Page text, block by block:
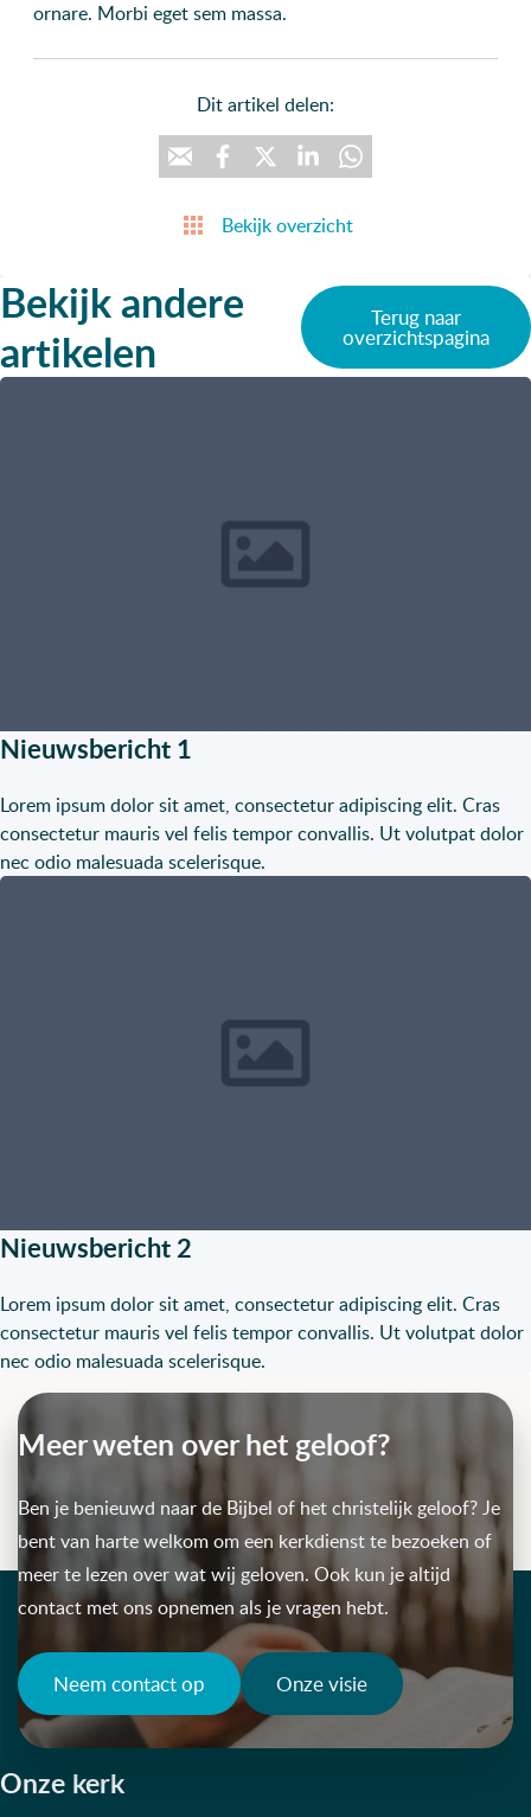
ornare. Morbi eget sem massa.
Dit artikel delen:
Bekijk overzicht
Bekijk andere
artikelen
Terug naar
overzichtspagina
Nieuwsbericht 1
Lorem ipsum dolor sit amet, consectetur adipiscing elit. Cras
consectetur mauris vel felis tempor convallis. Ut volutpat dolor
nec odio malesuada scelerisque.
Nieuwsbericht 2
Lorem ipsum dolor sit amet, consectetur adipiscing elit. Cras
consectetur mauris vel felis tempor convallis. Ut volutpat dolor
nec odio malesuada scelerisque.
Meer weten over het geloof?
Ben je benieuwd naar de Bijbel of het christelijk geloof? Je
bent van harte welkom om een kerkdienst te bezoeken of
meer te lezen over wat wij geloven. Ook kun je altijd
contact met ons opnemen als je vragen hebt.
Neem contact op Onze visie
Onze kerk